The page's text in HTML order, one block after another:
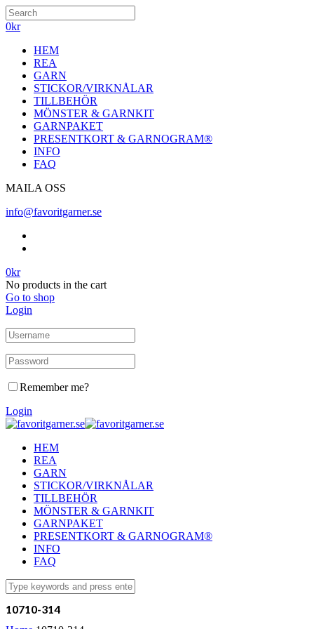
0kr
HEM
REA
GARN
STICKOR/VIRKNÅLAR
TILLBEHÖR
MÖNSTER & GARNKIT
GARNPAKET
PRESENTKORT & GARNOGRAM®
INFO
FAQ
MAILA OSS
info@favoritgarner.se
0kr
No products in the cart
Go to shop
Login
Remember me?
Login
HEM
REA
GARN
STICKOR/VIRKNÅLAR
TILLBEHÖR
MÖNSTER & GARNKIT
GARNPAKET
PRESENTKORT & GARNOGRAM®
INFO
FAQ
10710-314